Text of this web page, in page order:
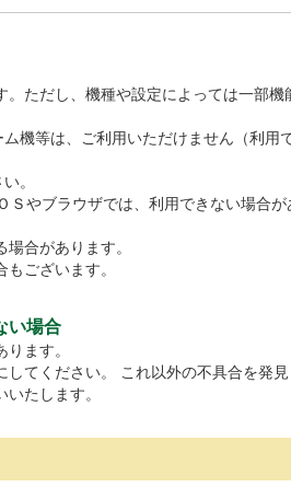
ただし、機種や設定によっては一部機
機等は、ご利用いただけません（利用
。
Ｓやブラウザでは、利用できない場合が
合があります。
ございます。
い場合
ます。
てください。 これ以外の不具合を発
たします。